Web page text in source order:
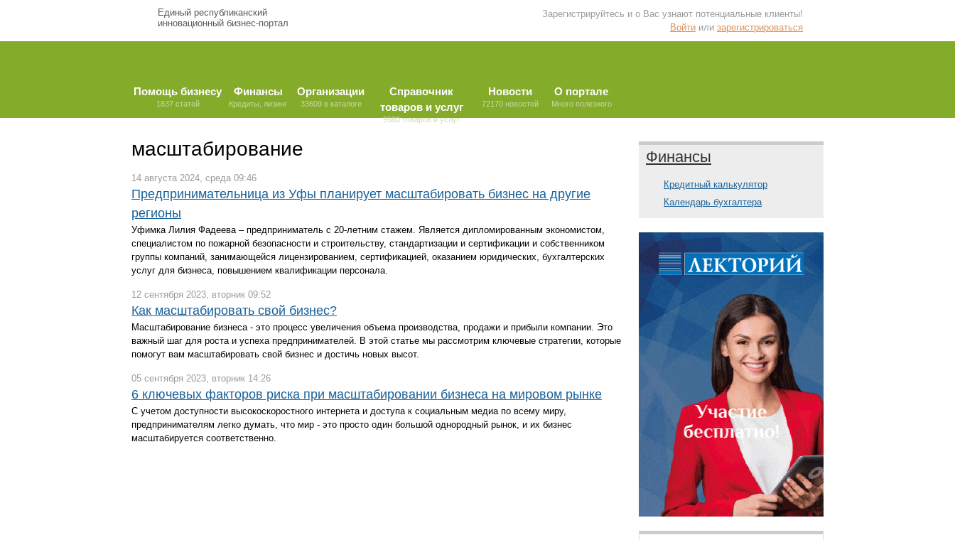
Единый республиканский
инновационный бизнес-портал
Зарегистрируйтесь и о Вас узнают потенциальные клиенты!
Войти или зарегистрироваться
Помощь бизнесу
1837 статей
Финансы
Кредиты, лизинг
Организации
33609 в каталоге
Справочник
товаров и услуг
9580 товаров и услуг
Новости
72170 новостей
О портале
Много полезного
масштабирование
14 августа 2024, среда 09:46
Предпринимательница из Уфы планирует масштабировать бизнес на другие
регионы
Уфимка Лилия Фадеева – предприниматель с 20-летним стажем. Является дипломированным экономистом,
специалистом по пожарной безопасности и строительству, стандартизации и сертификации и собственником
группы компаний, занимающейся лицензированием, сертификацией, оказанием юридических, бухгалтерских
услуг для бизнеса, повышением квалификации персонала.
12 сентября 2023, вторник 09:52
Как масштабировать свой бизнес?
Масштабирование бизнеса - это процесс увеличения объема производства, продажи и прибыли компании. Это
важный шаг для роста и успеха предпринимателей. В этой статье мы рассмотрим ключевые стратегии, которые
помогут вам масштабировать свой бизнес и достичь новых высот.
05 сентября 2023, вторник 14:26
6 ключевых факторов риска при масштабировании бизнеса на мировом рынке
С учетом доступности высокоскоростного интернета и доступа к социальным медиа по всему миру,
предпринимателям легко думать, что мир - это просто один большой однородный рынок, и их бизнес
масштабируется соответственно.
Финансы
Кредитный калькулятор
Календарь бухгалтера